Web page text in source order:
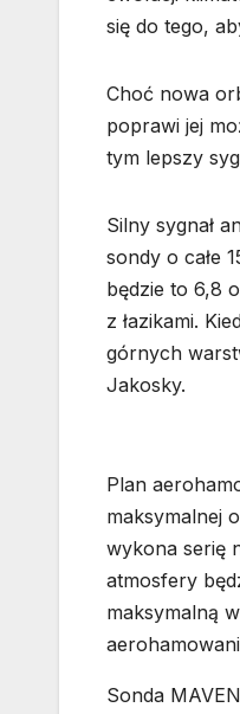
się do tego,
Choć nowa
poprawi jej
tym lepszy
Silny sygnał
sondy o całe
będzie to 6,8
z łazikami.
górnych
Jakosky.
Plan
maksymalnej
wykona serię
atmosfery
maksymalną
Sonda